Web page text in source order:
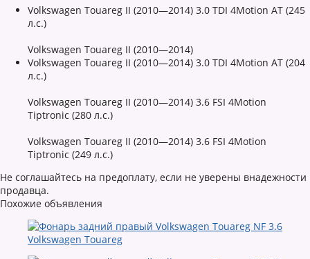
Volkswagen Touareg II (2010—2014) 3.0 TDI 4Motion AT (245
л.с.)
Volkswagen Touareg II (2010—2014)
Volkswagen Touareg II (2010—2014) 3.0 TDI 4Motion AT (204
л.с.)
Volkswagen Touareg II (2010—2014) 3.6 FSI 4Motion
Tiptronic (280 л.с.)
Volkswagen Touareg II (2010—2014) 3.6 FSI 4Motion
Tiptronic (249 л.с.)
Не соглашайтесь на предоплату, если не уверены внадежности
продавца.
Похожие объявления